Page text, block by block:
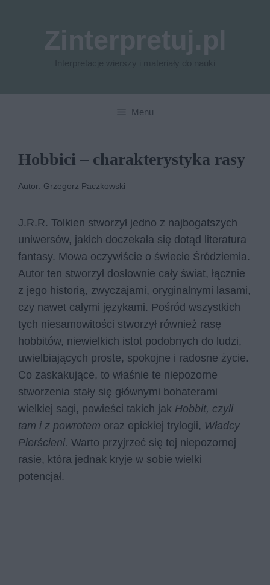
Menu
Hobbici – charakterystyka rasy
Autor: Grzegorz Paczkowski
J.R.R. Tolkien stworzył jedno z najbogatszych
uniwersów, jakich doczekała się dotąd literatura
fantasy. Mowa oczywiście o świecie Śródziemia.
Autor ten stworzył dosłownie cały świat, łącznie
z jego historią, zwyczajami, oryginalnymi lasami,
czy nawet całymi językami. Pośród wszystkich
tych niesamowitości stworzył również rasę
hobbitów, niewielkich istot podobnych do ludzi,
uwielbiających proste, spokojne i radosne życie.
Co zaskakujące, to właśnie te niepozorne
stworzenia stały się głównymi bohaterami
wielkiej sagi, powieści takich jak Hobbit, czyli
tam i z powrotem oraz epickiej trylogii, Władcy
Pierścieni. Warto przyjrzeć się tej niepozornej
rasie, która jednak kryje w sobie wielki
potencjał.